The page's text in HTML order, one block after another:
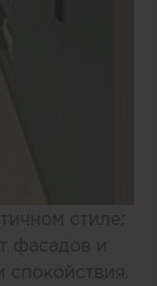
стиле:
фасадов и